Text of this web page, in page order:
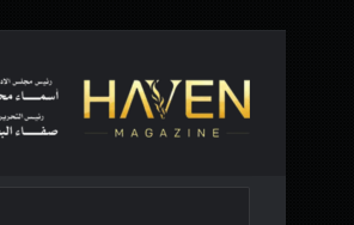
أخبار عاجلة “تماثيلٌ ذات مظهر”